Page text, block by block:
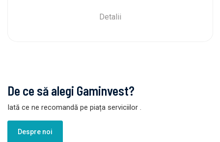
Detalii
De ce să alegi Gaminvest?
Iată ce ne recomandă pe piața serviciilor .
Despre noi